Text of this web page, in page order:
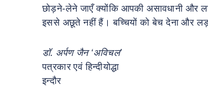
छोड़ने-लेने जाएँ क्योंकि आपकी असावधानी और
इससे अछूते नहीं हैं। बच्चियों को बेच देना और
डॉ. अर्पण जैन ‘अविचल’
पत्रकार एवं हिन्दीयोद्धा
इन्दौर